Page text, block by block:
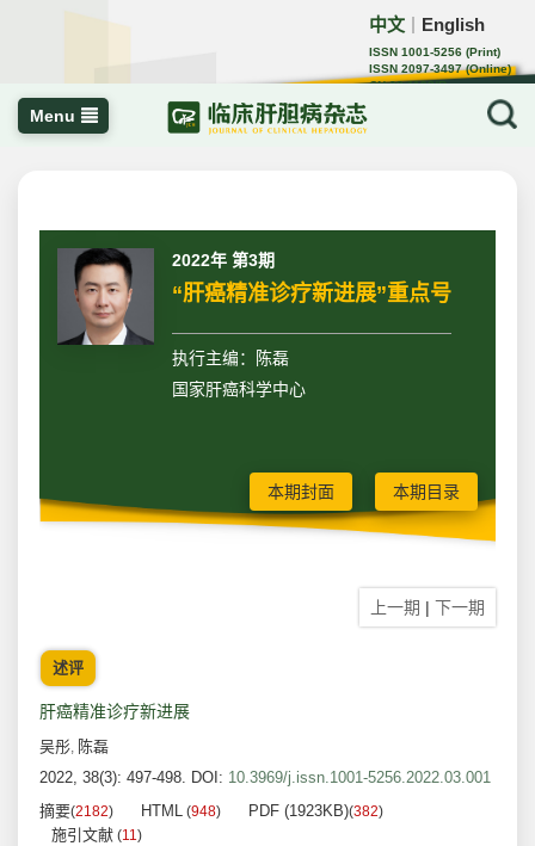
中文 English
ISSN 1001-5256 (Print)
ISSN 2097-3497 (Online)
CN 22-1108/R
Menu
2022年 第3期
“肝癌精准诊疗新进展”重点号
执行主编：陈磊
国家肝癌科学中心
本期封面 本期目录
上一期 | 下一期
述评
肝癌精准诊疗新进展
吴彤, 陈磊
2022, 38(3): 497-498. DOI: 10.3969/j.issn.1001-5256.2022.03.001
摘要(2182) HTML (948) PDF (1923KB)(382)
施引文献 (11)